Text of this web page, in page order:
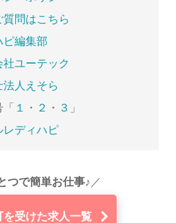
質問はこちら
ピ編集部
社ユーテック
法人えそら
１ ・ ２ ・ ３ 」
レディハピ
つで簡単お仕事♪ ／
を受けた求人一覧